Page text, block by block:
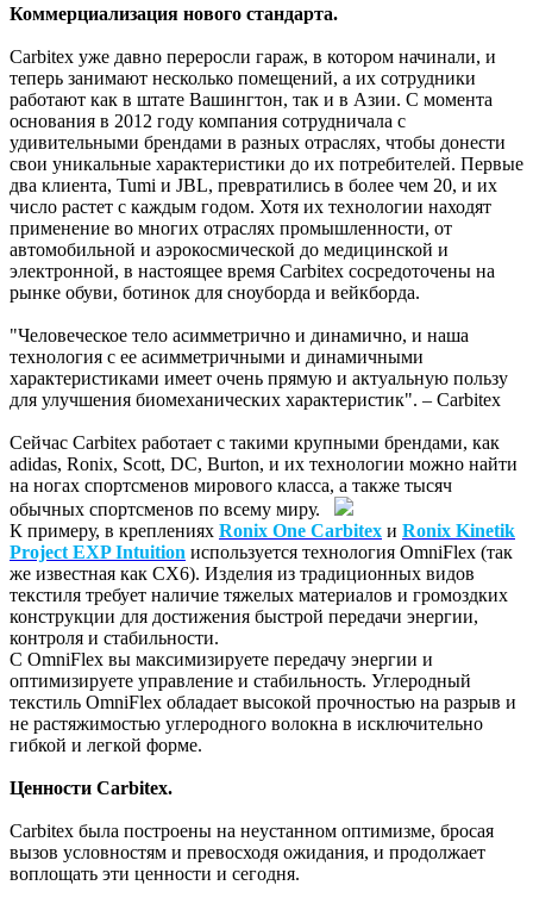
Коммерциализация нового стандарта.
Carbitex уже давно переросли гараж, в котором начинали, и
теперь занимают несколько помещений, а их сотрудники
работают как в штате Вашингтон, так и в Азии. С момента
основания в 2012 году компания сотрудничала с
удивительными брендами в разных отраслях, чтобы донести
свои уникальные характеристики до их потребителей. Первые
два клиента, Tumi и JBL, превратились в более чем 20, и их
число растет с каждым годом. Хотя их технологии находят
применение во многих отраслях промышленности, от
автомобильной и аэрокосмической до медицинской и
электронной, в настоящее время Carbitex сосредоточены на
рынке обуви, ботинок для сноуборда и вейкборда.
"Человеческое тело асимметрично и динамично, и наша
технология с ее асимметричными и динамичными
характеристиками имеет очень прямую и актуальную пользу
для улучшения биомеханических характеристик". – Carbitex
Сейчас Carbitex работает с такими крупными брендами, как
adidas, Ronix, Scott, DC, Burton, и их технологии можно найти
на ногах спортсменов мирового класса, а также тысяч
обычных спортсменов по всему миру.
К примеру, в креплениях Ronix One Carbitex и Ronix Kinetik
Project EXP Intuition используется технология OmniFlex (так
же известная как СХ6). Изделия из традиционных видов
текстиля требует наличие тяжелых материалов и громоздких
конструкции для достижения быстрой передачи энергии,
контроля и стабильности.
С OmniFlex вы максимизируете передачу энергии и
оптимизируете управление и стабильность. Углеродный
текстиль OmniFlex обладает высокой прочностью на разрыв и
не растяжимостью углеродного волокна в исключительно
гибкой и легкой форме.
Ценности Carbitex.
Carbitex была построены на неустанном оптимизме, бросая
вызов условностям и превосходя ожидания, и продолжает
воплощать эти ценности и сегодня.